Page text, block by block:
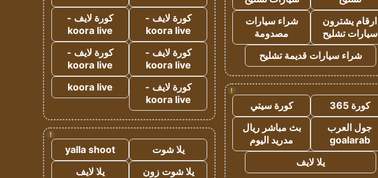
ارقام يشترون
سيارات تشليح
شراء سيارات
مصدومة
شراء سيارات قديمة تشليح
!
كورة 365
كورة سيتي
جول العرب
goalarab
بث مباشر ريال
مدريد اليوم
يلا لايف
كورة لايف -
koora live
كورة لايف -
koora live
كورة لايف -
koora live
كورة لايف -
koora live
كورة لايف -
koora live
koora live
!
يلا شوت
yalla shoot
يلا شوت زون
يلا لايف